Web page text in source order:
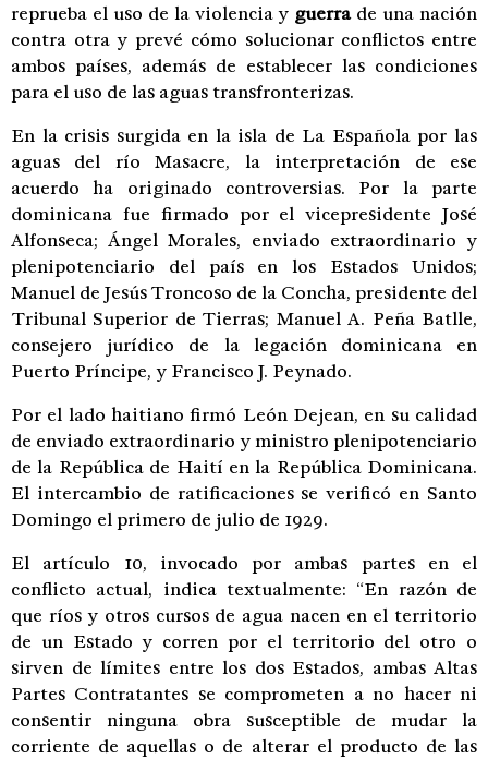
reprueba el uso de la violencia y guerrade una nación
contra otra y prevé cómo solucionar conflictos entre
ambos países, además de establecer las condiciones
para el uso de las aguas transfronterizas.
En la crisis surgida en la isla de La Española por las
aguas del río Masacre, la interpretación de ese
acuerdo ha originado controversias. Por la parte
dominicana fue firmado por el vicepresidente José
Alfonseca; Ángel Morales, enviado extraordinario y
plenipotenciario del país en los Estados Unidos;
Manuel de Jesús Troncoso de la Concha, presidente del
Tribunal Superior de Tierras; Manuel A. Peña Batlle,
consejero jurídico de la legación dominicana en
Puerto Príncipe, y Francisco J. Peynado.
Por el lado haitiano firmó León Dejean, en su calidad
de enviado extraordinario y ministro plenipotenciario
de la República de Haití en la República Dominicana.
El intercambio de ratificaciones se verificó en Santo
Domingo el primero de julio de 1929.
El artículo 10, invocado por ambas partes en el
conflicto actual, indica textualmente: “En razón de
que ríos y otros cursos de agua nacen en el territorio
de un Estado y corren por el territorio del otro o
sirven de límites entre los dos Estados, ambas Altas
Partes Contratantes se comprometen a no hacer ni
consentir ninguna obra susceptible de mudar la
corriente de aquellas o de alterar el producto de las